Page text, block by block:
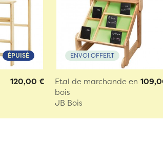
ÉPUISÉ
120,00 €
ENVOI OFFERT
Etal de marchande en
bois
JB Bois